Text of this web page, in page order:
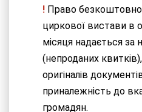
! Право
циркової вистави в
місяця надається за
(непроданих
оригіналів
приналежність до
громадян.